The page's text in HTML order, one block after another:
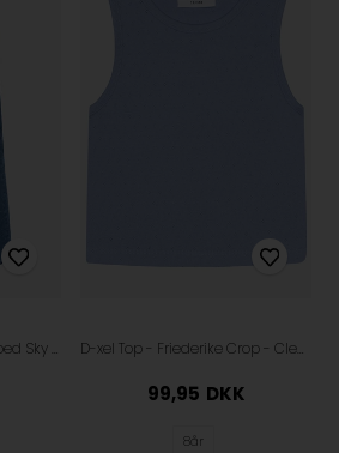
D-xel Jeans - Kiwa - Ripped Sky Blue D-xel Top - Friederike Crop - Clear Blue
99,95 DKK
8år